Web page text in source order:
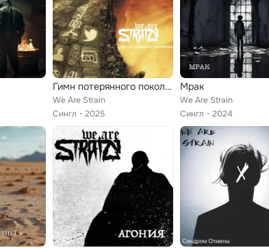
Гимн потерянного поколения
We Are Strain
Сингл
2025
Мрак
We Are Strain
Сингл
2024